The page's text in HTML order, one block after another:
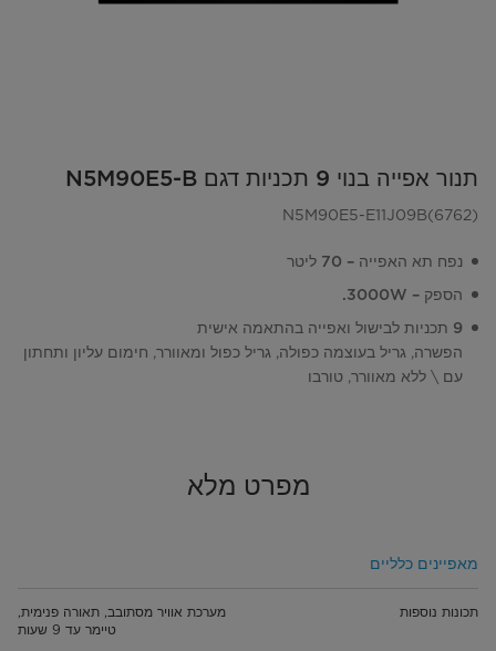
תנור אפייה בנוי 9 תכניות דגם N5M90E5-B
N5M90E5-E11J09B(6762)
נפח תא האפייה – 70 ליטר
הספק – 3000W.
9 תכניות לבישול ואפייה בהתאמה אישית
הפשרה, גריל בעוצמה כפולה, גריל כפול ומאוורר, חימום עליון ותחתון
עם \ ללא מאוורר, טורבו
מפרט מלא
מאפיינים כלליים
תכונות נוספות
מערכת אוויר מסתובב, תאורה פנימית,
טיימר עד 9 שעות